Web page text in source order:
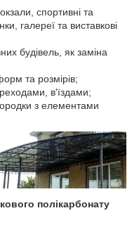
спортивні та
галереї та виставкові
будівель, як заміна
та розмірів;
в'їздами;
з елементами
полікарбонату